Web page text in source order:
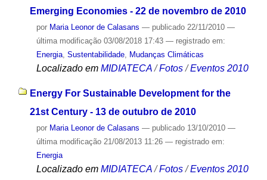
Emerging Economies - 22 de novembro de 2010
por Maria Leonor de Calasans — publicado22/11/2010 —
última modificação03/08/2018 17:43 — registrado em:
Energia, Sustentabilidade, Mudanças Climáticas
Localizado em MIDIATECA /Fotos /Eventos 2010
Energy For Sustainable Development for the
21st Century - 13 de outubro de 2010
por Maria Leonor de Calasans — publicado13/10/2010 —
última modificação21/08/2013 11:26 — registrado em:
Energia
Localizado em MIDIATECA /Fotos /Eventos 2010